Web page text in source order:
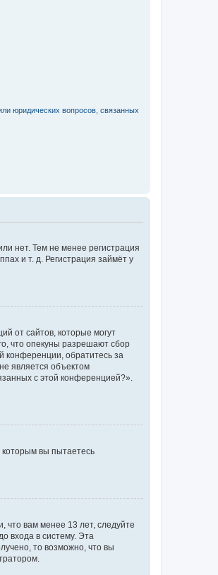
юридических вопросов, связанных
нет. Тем не менее регистрация
и т. д. Регистрация займёт у
от сайтов, которые могут
что опекуны разрешают сбор
конференции, обратитесь за
является объектом
с этой конференцией?».
вы пытаетесь
что вам менее 13 лет, следуйте
входа в систему. Эта
то возможно, что вы